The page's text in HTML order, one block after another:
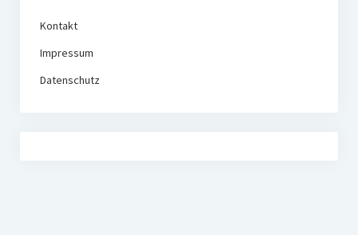
Kontakt
Impressum
Datenschutz